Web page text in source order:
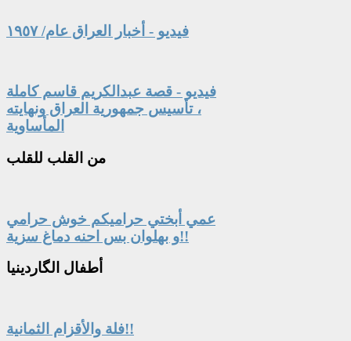
فيديو - أخبار العراق عام/ ١٩٥٧
فيديو - قصة عبدالكريم قاسم كاملة
، تأسيس جمهورية العراق ونهايته
المأساوية
من القلب للقلب
عمي أبختي حراميكم خوش حرامي
و بهلوان بس احنه دماغ سزية!!
أطفال الگاردينيا
فلة والأقزام الثمانية!!